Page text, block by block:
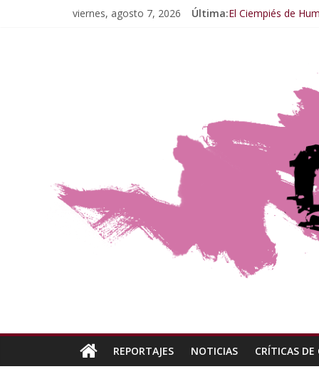
viernes, agosto 7, 2026 Última:El Ciempiés de
El Ciempiés de
REPORTAJES NOTICIAS CRÍTICAS DE